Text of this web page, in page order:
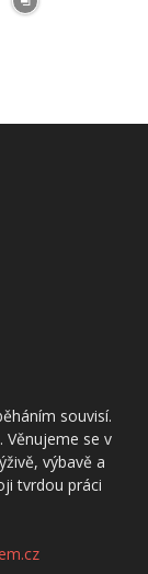
souvisí.
Věnujeme se v
výbavě a
tvrdou práci